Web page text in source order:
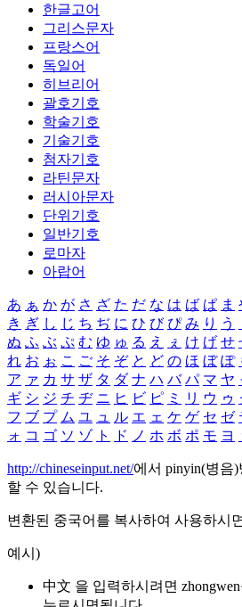
한글고어
그리스문자
프랑스어
독일어
히브리어
괄호기호
학술기호
기술기호
첨자기호
라틴문자
러시아문자
단위기호
일반기호
로마자
아랍어
あ ぁ か が さ ざ た だ な は ば ぱ ま
き ぎ し じ ち ぢ に ひ び ぴ み り う
ぬ ふ ぶ ぷ む ゆ ゅ る え ぇ け げ せ
れ お ぉ こ ご そ ぞ と ど の ほ ぼ ぽ
ア ァ カ サ ザ タ ダ ナ ハ バ パ マ ヤ
ギ シ ジ チ ヂ ニ ヒ ビ ピ ミ リ ウ ゥ
フ ブ プ ム ユ ュ ル エ ェ ケ ゲ セ ゼ
ォ コ ゴ ソ ゾ ト ド ノ ホ ボ ポ モ ヨ
http://chineseinput.net/에서 pinyin(병음
할 수 있습니다.
변환된 중국어를 복사하여 사용하시
예시)
中文 을 입력하시려면 zhongwen